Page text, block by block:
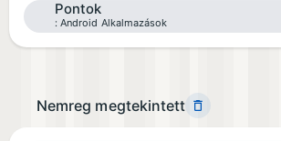
Pontok
Android Alkalmazások
Nemreg megtekintett